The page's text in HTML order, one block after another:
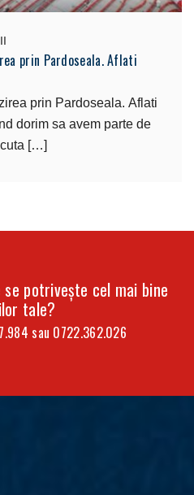
prin Pardoseala. Aflati
prin Pardoseala. Aflati
dorim sa avem parte de
[…]
potrivește cel mai bine
tale?
sau 0722.362.026